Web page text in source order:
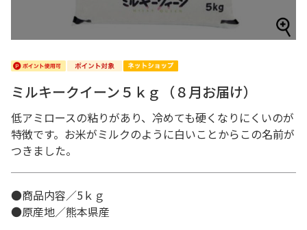
ミルキークイーン５ｋｇ（８月お届け）
低アミロースの粘りがあり、冷めても硬くなりにくいのが
特徴です。お米がミルクのように白いことからこの名前が
つきました。
●商品内容／5ｋｇ
●原産地／熊本県産